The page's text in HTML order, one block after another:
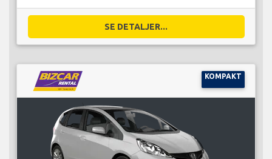
SE DETALJER...
KOMPAKT